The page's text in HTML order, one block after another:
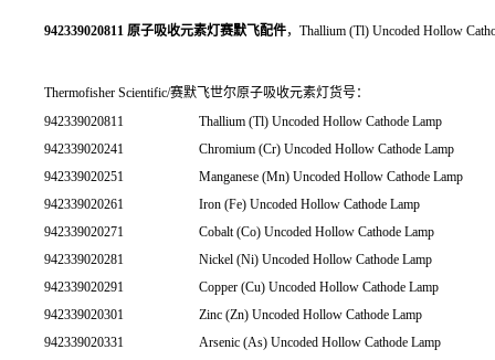
942339020811 原子吸收元素灯赛默飞配件，Thallium (Tl) Uncoded Hollow
Thermofisher Scientific/赛默飞世尔原子吸收元素灯货号：
942339020811
Thallium (Tl) Uncoded Hollow Cathode Lamp
942339020241
Chromium (Cr) Uncoded Hollow Cathode Lamp
942339020251
Manganese (Mn) Uncoded Hollow Cathode Lamp
942339020261
Iron (Fe) Uncoded Hollow Cathode Lamp
942339020271
Cobalt (Co) Uncoded Hollow Cathode Lamp
942339020281
Nickel (Ni) Uncoded Hollow Cathode Lamp
942339020291
Copper (Cu) Uncoded Hollow Cathode Lamp
942339020301
Zinc (Zn) Uncoded Hollow Cathode Lamp
942339020331
Arsenic (As) Uncoded Hollow Cathode Lamp